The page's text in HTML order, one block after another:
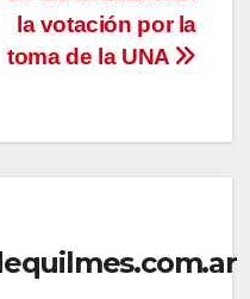
la votación por la
toma de la UNA